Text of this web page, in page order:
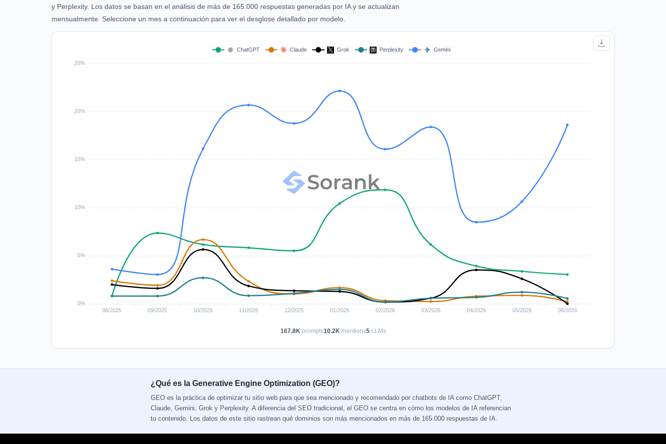
y Perplexity. Los datos se basan en el análisis de más de 165.000 respuestas generadas por IA y se actualizan
mensualmente. Seleccione un mes a continuación para ver el desglose detallado por modelo.
167.8Kprompts10.2Kmentions5LLMs
¿Qué es la Generative Engine Optimization (GEO)?
GEO es la práctica de optimizar tu sitio web para que sea mencionado y recomendado por chatbots de IA como ChatGPT,
Claude, Gemini, Grok y Perplexity. A diferencia del SEO tradicional, el GEO se centra en cómo los modelos de IA referencian
tu contenido. Los datos de este sitio rastrean qué dominios son más mencionados en más de 165.000 respuestas de IA.